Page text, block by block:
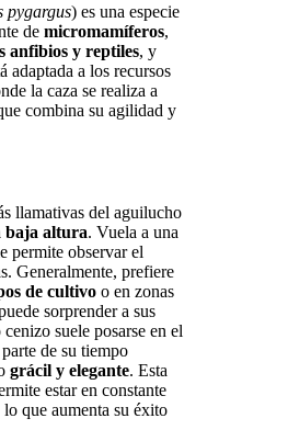
pygargus) es una especie
de micromamíferos,
anfibios y reptiles, y
adaptada a los recursos
la caza se realiza a
combina su agilidad y
llamativas del aguilucho
baja altura. Vuela a una
permite observar el
Generalmente, prefiere
de cultivo o en zonas
sorprender a sus
suele posarse en el
de su tiempo
grácil y elegante. Esta
estar en constante
que aumenta su éxito